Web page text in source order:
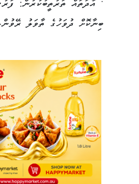
• އާދަތައް ތަރުތީބުކުރުން:
ބިނާކޮށް ދުވަހުގެ ތާވަލު ރޭވުން.